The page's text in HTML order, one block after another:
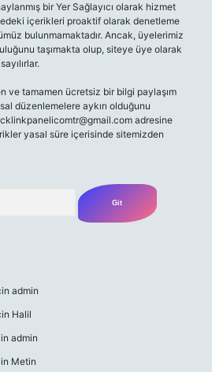
bir Yer Sağlayıcı olarak hizmet
içerikleri proaktif olarak denetleme
bulunmamaktadır. Ancak, üyelerimiz
taşımakta olup, siteye üye olarak
ve tamamen ücretsiz bir bilgi paylaşım
düzenlemelere aykırı olduğunu
adresine
yasal süre içerisinde sitemizden
admin
Halil
admin
Metin